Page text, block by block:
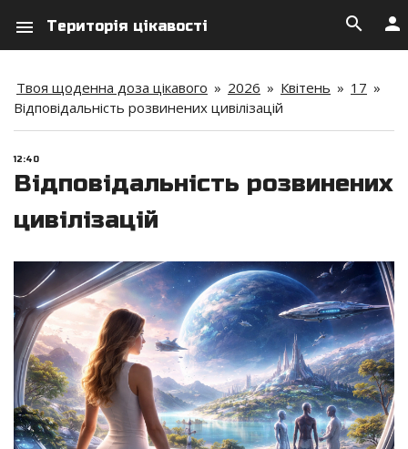
menu Територія цікавості person
search
Твоя щоденна доза цікавого » 2026 » Квітень » 17 »
Відповідальність розвинених цивілізацій
12:40
Відповідальність розвинених
цивілізацій